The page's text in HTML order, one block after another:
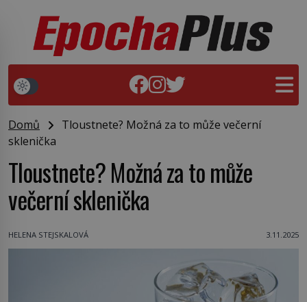
Domů
Tloustnete? Možná za to může večerní
sklenička
Tloustnete? Možná za to může
večerní sklenička
HELENA STEJSKALOVÁ 3.11.2025